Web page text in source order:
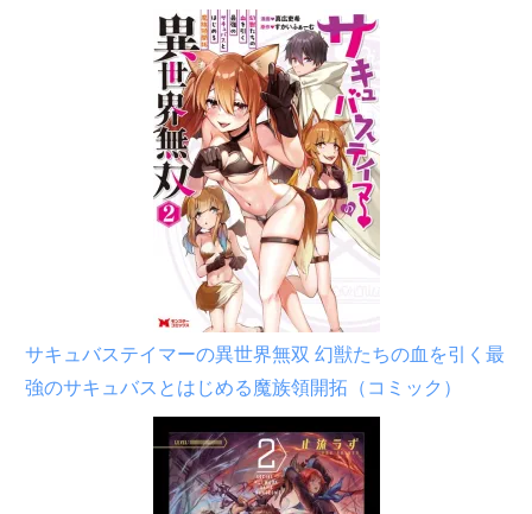
サキュバステイマーの異世界無双 幻獣たちの血を引く最
強のサキュバスとはじめる魔族領開拓（コミック）